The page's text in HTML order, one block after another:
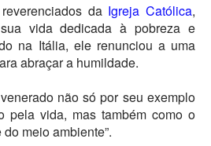
da Igreja Católica,
vida dedicada àpobreza e
na Itália, ele renunciou a uma
abraçar a humildade.
não só por seu exemplo
pela vida, mas também como o
meio ambiente”.